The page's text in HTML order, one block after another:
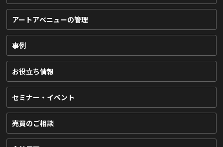
アートアベニューの管理
事例
お役立ち情報
セミナー・イベント
売買のご相談